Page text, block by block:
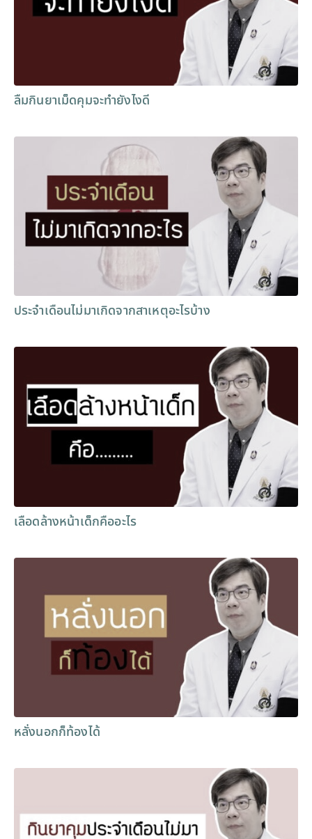
ลืมกินยาเม็ดคุมจะทำยังไงดี
ประจำเดือนไม่มาเกิดจากสาเหตุอะไรบ้าง
เลือดล้างหน้าเด็กคืออะไร
หลั่งนอกก็ท้องได้